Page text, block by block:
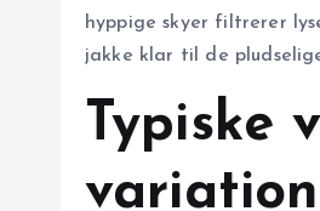
hyppige skyer filtrerer
jakke klar til de
Typiske